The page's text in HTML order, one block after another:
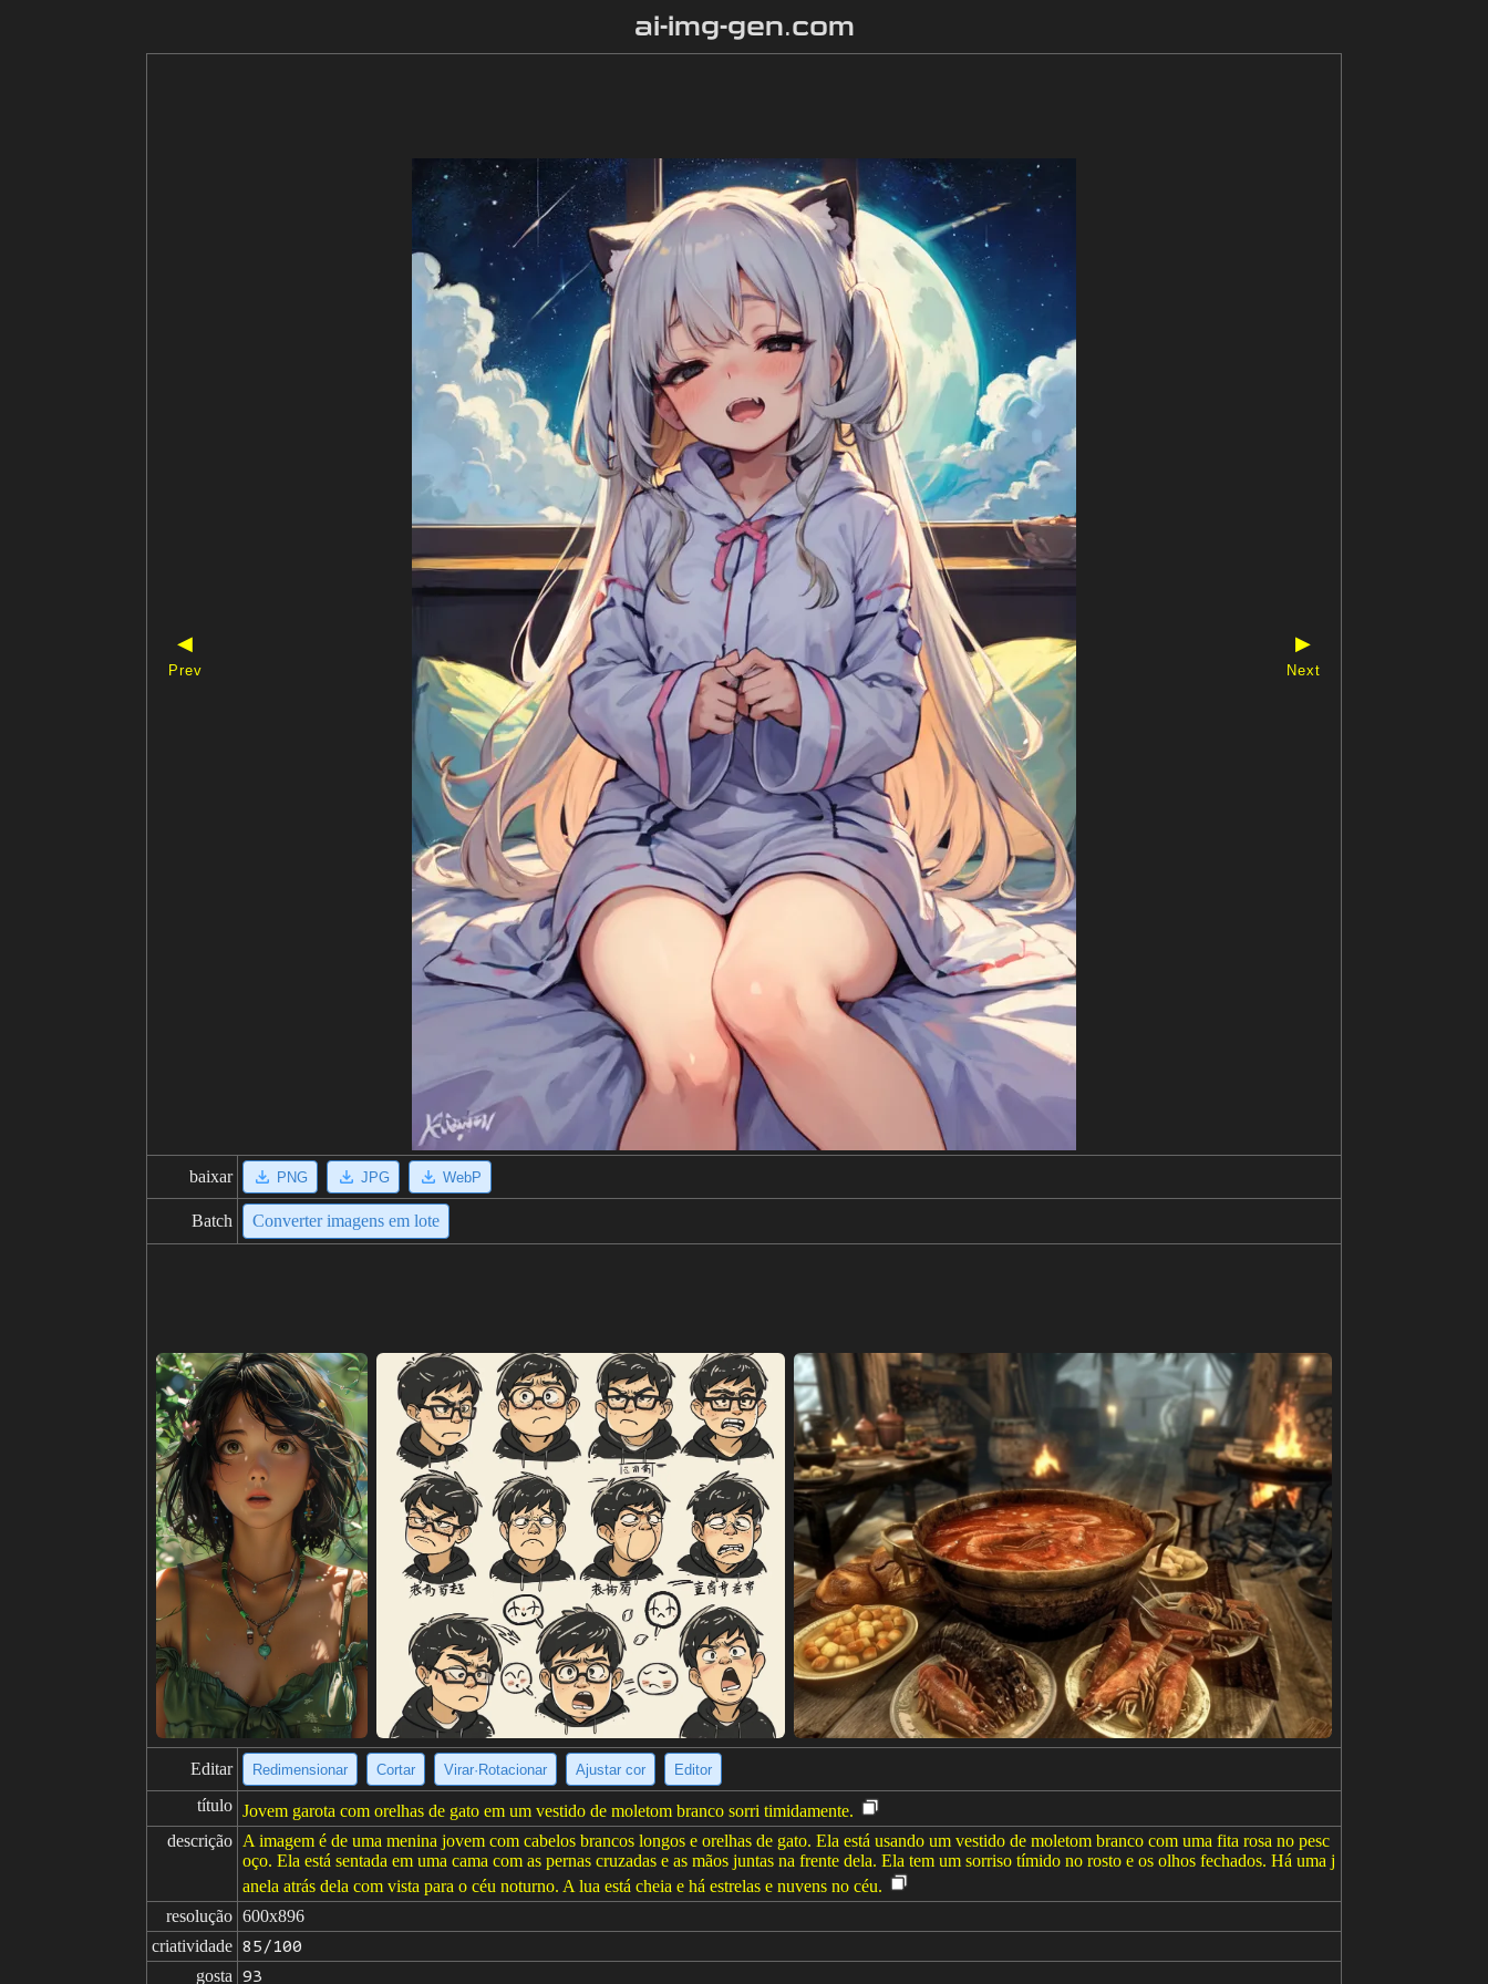
ai-img-gen.com
◀
Prev
▶
Next
baixar PNG JPG WebP
Batch Converter imagens em lote
Editar Redimensionar Cortar Virar·Rotacionar Ajustar cor Editor
título Jovem garota com orelhas de gato em um vestido de moletom branco sorri timidamente.
descrição A imagem é de uma menina jovem com cabelos brancos longos e orelhas de gato. Ela está usando um vestido de moletom branco com uma fita rosa no pesc
oço. Ela está sentada em uma cama com as pernas cruzadas e as mãos juntas na frente dela. Ela tem um sorriso tímido no rosto e os olhos fechados. Há uma j
anela atrás dela com vista para o céu noturno. A lua está cheia e há estrelas e nuvens no céu.
resolução 600x896
criatividade 85/100
gosta 93